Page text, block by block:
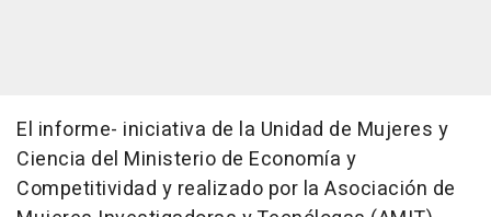
El informe- iniciativa de la Unidad de Mujeres y
Ciencia del Ministerio de Economía y
Competitividad y realizado por la Asociación de